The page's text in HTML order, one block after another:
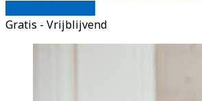
Gratis - Vrijblijvend